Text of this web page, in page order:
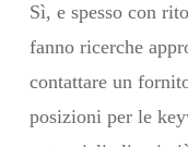
Sì, e spesso con
fanno ricerche
contattare un
posizioni per le